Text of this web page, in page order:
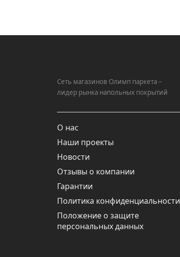
Сеть магазинов Олимп паркета –
лидер рынка напольных покрытий
О нас
Наши проекты
Новости
Отзывы о компании
Гарантии
Политика конфиденциальности
Положение о защите
персональных данных